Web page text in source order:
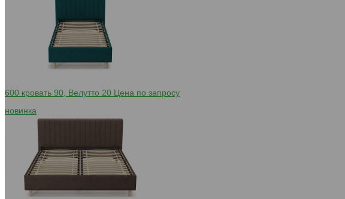
600 кровать 90, Велутто 20 Цена по запросу
новинка